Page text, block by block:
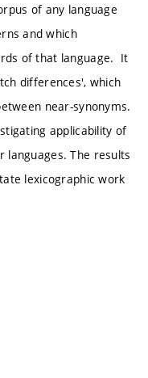
of any language
and which
of that language. It
differences', which
near-synonyms.
applicability of
languages. The results
lexicographic work